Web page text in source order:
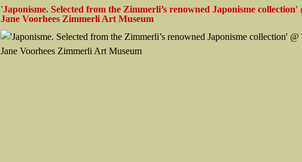
'Japonisme. Selected from the Zimmerli’s renowned Japonisme collection'
Jane Voorhees Zimmerli Art Museum